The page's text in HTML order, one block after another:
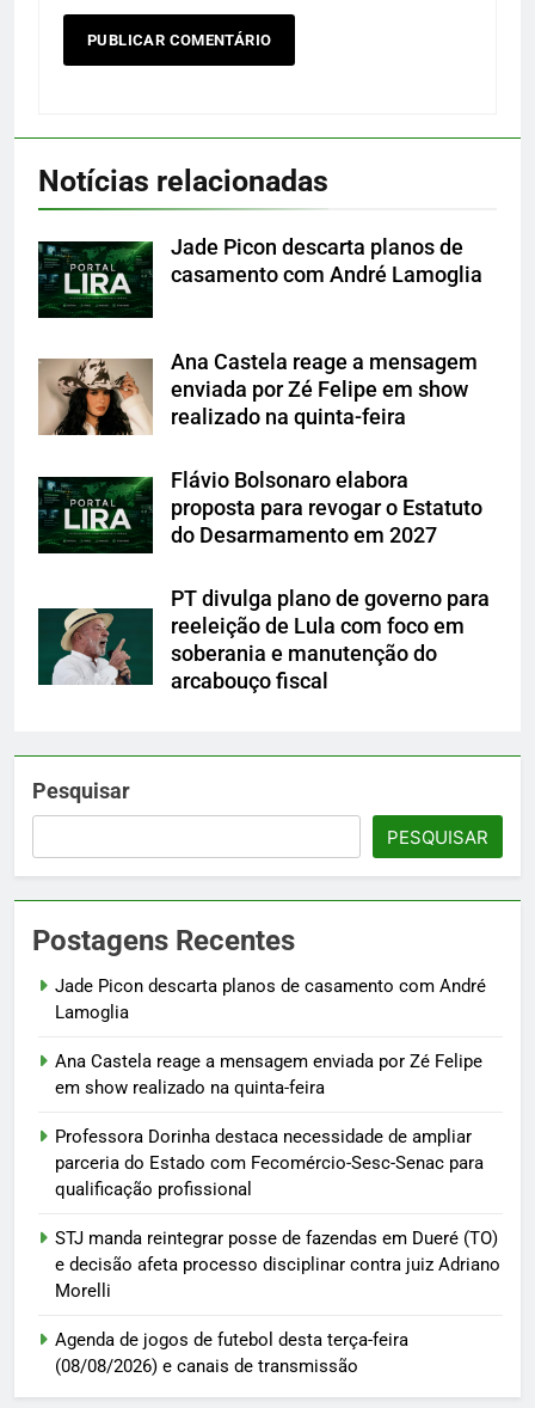
Notícias relacionadas
Jade Picon descarta planos de
casamento com André Lamoglia
Ana Castela reage a mensagem
enviada por Zé Felipe em show
realizado na quinta-feira
Flávio Bolsonaro elabora
proposta para revogar o Estatuto
do Desarmamento em 2027
PT divulga plano de governo para
reeleição de Lula com foco em
soberania e manutenção do
arcabouço fiscal
Pesquisar
PESQUISAR
Postagens Recentes
Jade Picon descarta planos de casamento com André
Lamoglia
Ana Castela reage a mensagem enviada por Zé Felipe
em show realizado na quinta-feira
Professora Dorinha destaca necessidade de ampliar
parceria do Estado com Fecomércio-Sesc-Senac para
qualificação profissional
STJ manda reintegrar posse de fazendas em Dueré (TO)
e decisão afeta processo disciplinar contra juiz Adriano
Morelli
Agenda de jogos de futebol desta terça-feira
(08/08/2026) e canais de transmissão